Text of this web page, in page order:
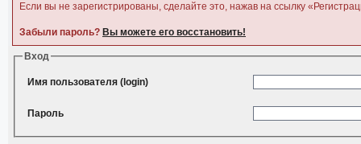
Если вы не зарегистрированы, сделайте это, нажав на ссылку
Забыли пароль? Вы можете его восстановить!
Вход
Имя пользователя (login)
Пароль